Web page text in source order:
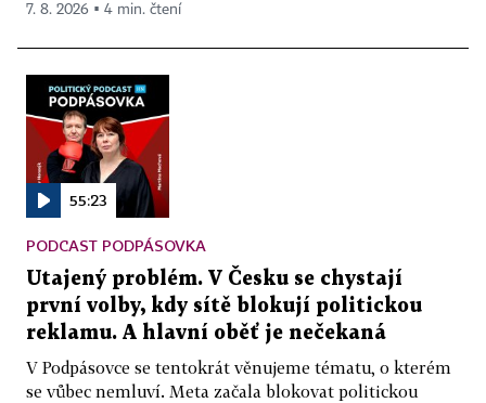
7. 8. 2026 ▪ 4 min. čtení
55:23
PODCAST PODPÁSOVKA
Utajený problém. V Česku se chystají
první volby, kdy sítě blokují politickou
reklamu. A hlavní oběť je nečekaná
V Podpásovce se tentokrát věnujeme tématu, o kterém
se vůbec nemluví. Meta začala blokovat politickou